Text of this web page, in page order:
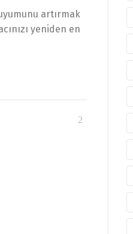
artırmak
yeniden en